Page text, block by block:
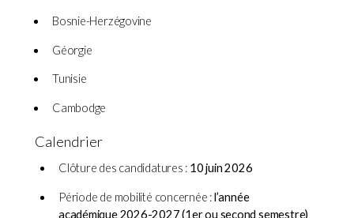
Bosnie-Herzégovine
Géorgie
Tunisie
Cambodge
Calendrier
Clôture des candidatures : 10 juin 2026
Période de mobilité concernée :l’année
académique 2026-2027 (1er ou second semestre)